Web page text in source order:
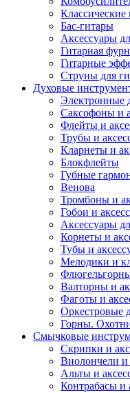
Бас-гитары
Аксессуары
Гитарная
Гитарные
Струны для
Духовые
Электронные
Саксофоны и
Флейты и
Трубы и
Кларнеты и
Блокфлейты
Губные
Венова
Тромбоны и
Гобои и
Аксессуары
Корнеты и
Тубы и
Мелодики и
Валторны и
Фаготы и
Оркестровые
Горны.
Смычковые
Скрипки и
Виолончели и
Альты и
Контрабасы и